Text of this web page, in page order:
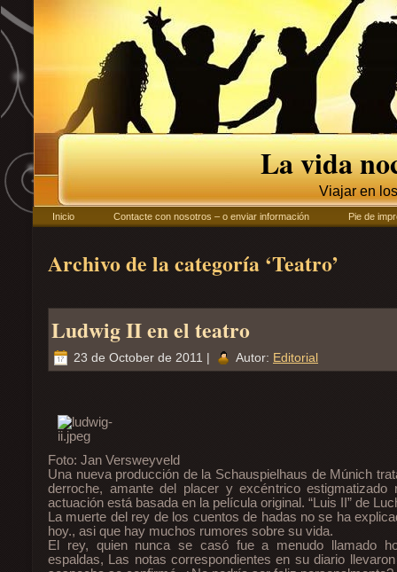
La vida
Viajar en
Inicio Contacte con nosotros – o enviar información Pie de
Archivo de la categoría ‘Teatro’
Ludwig II en el teatro
23 de October de 2011 | Autor: Editorial
Foto: Jan Versweyveld
Una nueva producción de la Schauspielhaus de Múnich
derroche, amante del placer y excéntrico estigmatizado
actuación está basada en la película original. “Luis II” de
La muerte del rey de los cuentos de hadas no se ha
hoy., asi que hay muchos rumores sobre su vida.
El rey, quien nunca se casó fue a menudo llamado
espaldas, Las notas correspondientes en su diario